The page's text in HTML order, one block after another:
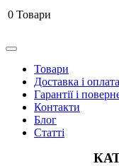
0 Товари
Товари
Доставка і оплата
Гарантії і
Контакти
Блог
Статті